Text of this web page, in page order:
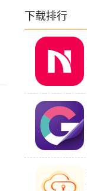
下载排行